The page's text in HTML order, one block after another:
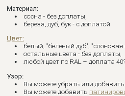
Материал:
сосна - без доплаты,
береза, дуб, бук - с доплатой.
Цвет:
белый, "беленый дуб",
остальные цвета - без доплаты,
любой цвет по RAL – доплата
Узор:
Вы можете убрать или
Вы можете добавить